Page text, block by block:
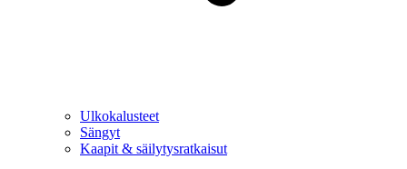
Ulkokalusteet
Sängyt
Kaapit & säilytysratkaisut